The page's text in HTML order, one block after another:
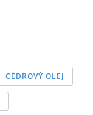
CÉDROVÝ OLEJ